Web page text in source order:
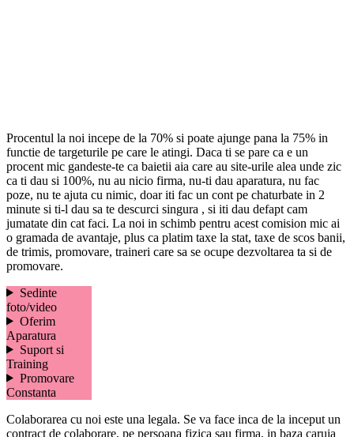
Procentul la noi incepe de la 70% si poate ajunge pana la 75% in
functie de targeturile pe care le atingi. Daca ti se pare ca e un
procent mic gandeste-te ca baietii aia care au site-urile alea unde zic
ca ti dau si 100%, nu au nicio firma, nu-ti dau aparatura, nu fac
poze, nu te ajuta cu nimic, doar iti fac un cont pe chaturbate in 2
minute si ti-l dau sa te descurci singura , si iti dau defapt cam
jumatate din cat faci. La noi in schimb pentru acest comision mic ai
o gramada de avantaje, plus ca platim taxe la stat, taxe de scos banii,
de trimis, promovare, traineri care sa se ocupe dezvoltarea ta si de
promovare.
Sedinte
foto/video
Oferim
Aparatura
Suport si
Training
Promovare
Constanta
Colaborarea cu noi este una legala. Se va face inca de la inceput un
contract de colaborare, pe persoana fizica sau firma, in baza caruia